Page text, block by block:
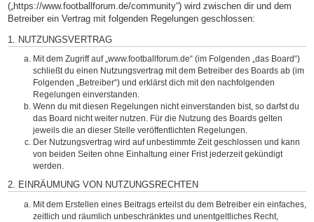
(„https://www.footballforum.de/community“) wird zwischen dir und dem
Betreiber ein Vertrag mit folgenden Regelungen geschlossen:
1. NUTZUNGSVERTRAG
Mit dem Zugriff auf „www.footballforum.de“ (im Folgenden „das Board“)
schließt du einen Nutzungsvertrag mit dem Betreiber des Boards ab (im
Folgenden „Betreiber“) und erklärst dich mit den nachfolgenden
Regelungen einverstanden.
Wenn du mit diesen Regelungen nicht einverstanden bist, so darfst du
das Board nicht weiter nutzen. Für die Nutzung des Boards gelten
jeweils die an dieser Stelle veröffentlichten Regelungen.
Der Nutzungsvertrag wird auf unbestimmte Zeit geschlossen und kann
von beiden Seiten ohne Einhaltung einer Frist jederzeit gekündigt
werden.
2. EINRÄUMUNG VON NUTZUNGSRECHTEN
Mit dem Erstellen eines Beitrags erteilst du dem Betreiber ein einfaches,
zeitlich und räumlich unbeschränktes und unentgeltliches Recht,